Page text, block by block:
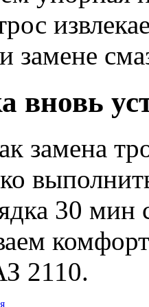
замене
вновь
замена
30
2110.